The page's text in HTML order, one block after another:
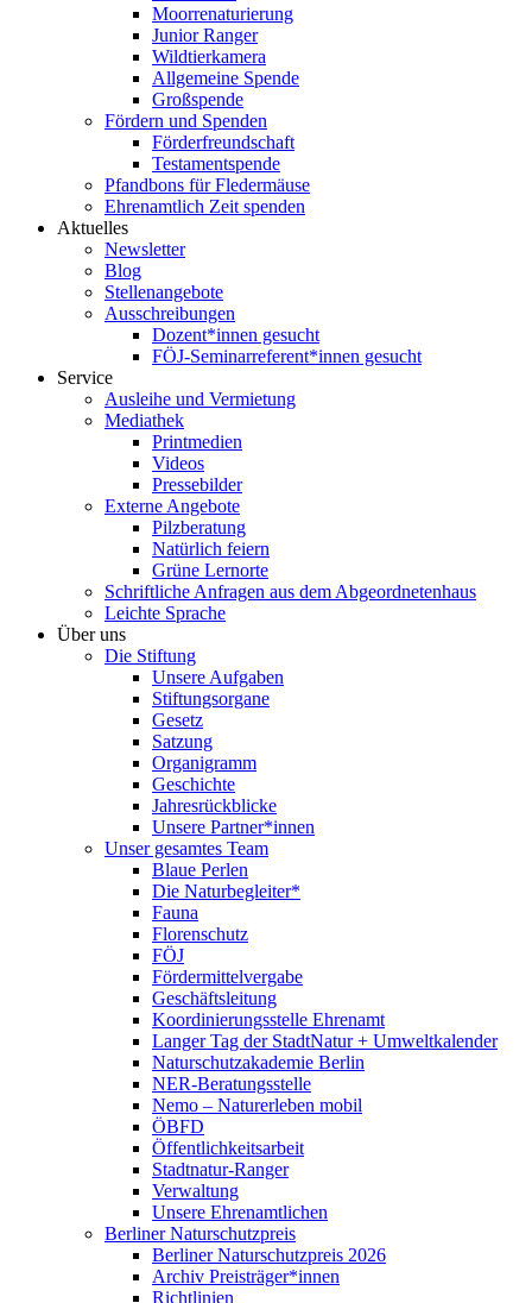
Moorrenaturierung
Junior Ranger
Wildtierkamera
Allgemeine Spende
Großspende
Fördern und Spenden
Förderfreundschaft
Testamentspende
Pfandbons für Fledermäuse
Ehrenamtlich Zeit spenden
Aktuelles
Newsletter
Blog
Stellenangebote
Ausschreibungen
Dozent*innen gesucht
FÖJ-Seminarreferent*innen gesucht
Service
Ausleihe und Vermietung
Mediathek
Printmedien
Videos
Pressebilder
Externe Angebote
Pilzberatung
Natürlich feiern
Grüne Lernorte
Schriftliche Anfragen aus dem Abgeordnetenhaus
Leichte Sprache
Über uns
Die Stiftung
Unsere Aufgaben
Stiftungsorgane
Gesetz
Satzung
Organigramm
Geschichte
Jahresrückblicke
Unsere Partner*innen
Unser gesamtes Team
Blaue Perlen
Die Naturbegleiter*
Fauna
Florenschutz
FÖJ
Fördermittelvergabe
Geschäftsleitung
Koordinierungsstelle Ehrenamt
Langer Tag der StadtNatur + Umweltkalender
Naturschutzakademie Berlin
NER-Beratungsstelle
Nemo – Naturerleben mobil
ÖBFD
Öffentlichkeitsarbeit
Stadtnatur-Ranger
Verwaltung
Unsere Ehrenamtlichen
Berliner Naturschutzpreis
Berliner Naturschutzpreis 2026
Archiv Preisträger*innen
Richtlinien